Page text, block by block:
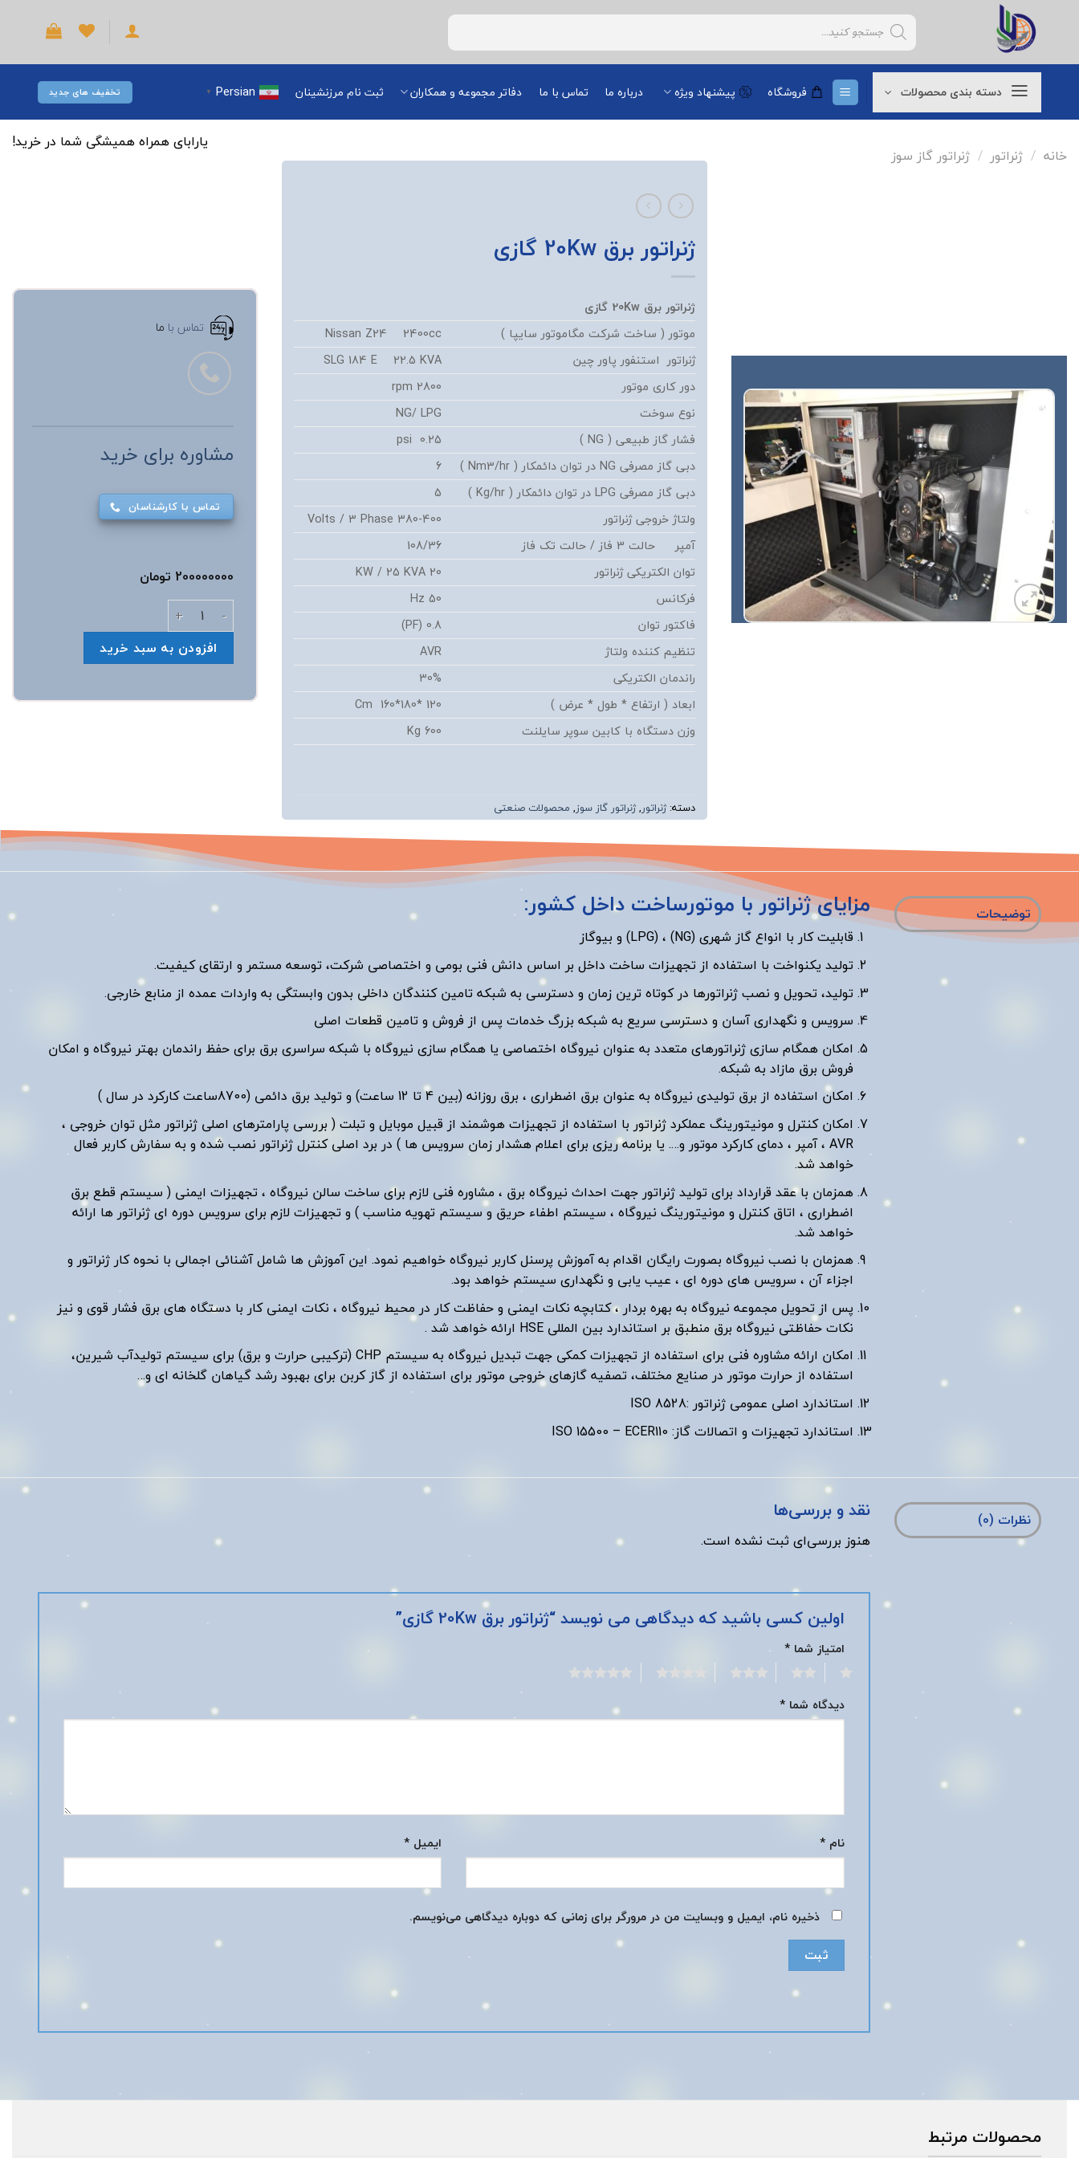
Products
search
دسته بندی محصولات فروشگاه پیشنهاد ویژه درباره ما تماس با ما دفاتر مجموعه و همکاران ثبت نام مرزنشینان Persian
▼ تخفیف های جدید
خانه / ژنراتور / ژنراتور گاز سوز
یارابای همراه همیشگی شما در خرید!
افزودن
به
علاقه
مندی
ژنراتور برق 20Kw گازی
ژنراتور برق 20Kw
گازی
موتور ( ساخت شرکت مگاموتور سایپا )
Nissan Z24 2400cc
ژنراتور استنفور پاور چین
SLG 184 E 22.5 KVA
دور کاری موتور
2800 rpm
نوع سوخت
NG/ LPG
فشار گاز طبیعی ( NG )
0.25 psi
دبی گاز مصرفی NG در توان دائمکار ( Nm3/hr )
6
دبی گاز مصرفی LPG در توان دائمکار ( Kg/hr )
5
ولتاژ خروجی ژنراتور
380-400 Volts / 3 Phase
آمپر حالت 3 فاز / حالت تک فاز
108/36
توان الکتریکی ژنراتور
20 KW / 25 KVA
فرکانس
50 Hz
فاکتور توان
0.8 (PF)
تنظیم کننده ولتاژ
AVR
راندمان الکتریکی
30%
ابعاد ( ارتفاع * طول * عرض )
120 *180*160 Cm
وزن دستگاه با کابین سوپر سایلنت
600 Kg
دسته: ژنراتور,ژنراتور گاز سوز, محصولات صنعتی
تماس با ما
مشاوره برای خرید
تماس با کارشناسان
200000000 تومان
ژنراتور برق 20Kw گازی عدد
افزودن به سبد خرید
توضیحات مزایای ژنراتور با موتورساخت داخل کشور:
قابلیت کار با انواع گاز شهری (NG) ، (LPG) و بیوگاز
تولید یکنواخت با استفاده از تجهیزات ساخت داخل بر اساس دانش فنی بومی و اختصاصی شرکت، توسعه مستمر و ارتقای کیفیت.
تولید، تحویل و نصب ژنراتورها در کوتاه ترین زمان و دسترسی به شبکه تامین کنندگان داخلی بدون وابستگی به واردات عمده از منابع خارجی.
سرویس و نگهداری آسان و دسترسی سریع به شبکه بزرگ خدمات پس از فروش و تامین قطعات اصلی
امکان همگام سازی ژنراتورهای متعدد به عنوان نیروگاه اختصاصی یا همگام سازی نیروگاه با شبکه سراسری برق برای حفظ راندمان بهتر نیروگاه و امکان
فروش برق مازاد به شبکه.
امکان استفاده از برق تولیدی نیروگاه به عنوان برق اضطراری ، برق روزانه (بین 4 تا 12 ساعت) و تولید برق دائمی (8700ساعت کارکرد در سال )
امکان کنترل و مونیتورینگ عملکرد ژنراتور با استفاده از تجهیزات هوشمند از قبیل موبایل و تبلت ( بررسی پارامترهای اصلی ژنراتور مثل توان خروجی ،
AVR ، آمپر ، دمای کارکرد موتور و…. یا برنامه ریزی برای اعلام هشدار زمان سرویس ها ) در برد اصلی کنترل ژنراتور نصب شده و به سفارش کاربر فعال
خواهد شد.
همزمان با عقد قرارداد برای تولید ژنراتور جهت احداث نیروگاه برق ، مشاوره فنی لازم برای ساخت سالن نیروگاه ، تجهیزات ایمنی ( سیستم قطع برق
اضطراری ، اتاق کنترل و مونیتورینگ نیروگاه ، سیستم اطفاء حریق و سیستم تهویه مناسب ) و تجهیزات لازم برای سرویس دوره ای ژنراتور ها ارائه
خواهد شد.
همزمان با نصب نیروگاه بصورت رایگان اقدام به آموزش پرسنل کاربر نیروگاه خواهیم نمود. این آموزش ها شامل آشنائی اجمالی با نحوه کار ژنراتور و
اجزاء آن ، سرویس های دوره ای ، عیب یابی و نگهداری سیستم خواهد بود.
پس از تحویل مجموعه نیروگاه به بهره بردار ، کتابچه نکات ایمنی و حفاظت کار در محیط نیروگاه ، نکات ایمنی کار با دستگاه های برق فشار قوی و نیز
نکات حفاظتی نیروگاه برق منطبق بر استاندارد بین المللی HSE ارائه خواهد شد .
امکان ارائه مشاوره فنی برای استفاده از تجهیزات کمکی جهت تبدیل نیروگاه به سیستم CHP (ترکیبی حرارت و برق) برای سیستم تولیدآب شیرین،
استفاده از حرارت موتور در صنایع مختلف، تصفیه گازهای خروجی موتور برای استفاده از گاز کربن برای بهبود رشد گیاهان گلخانه ای و…
استاندارد اصلی عمومی ژنراتور :ISO 8528
استاندارد تجهیزات و اتصالات گاز: ISO 15500 – ECER110
نظرات (0) نقد و بررسی‌ها
هنوز بررسی‌ای ثبت نشده است.
اولین کسی باشید که دیدگاهی می نویسد “ژنراتور برق 20Kw گازی”
امتیاز شما*
دیدگاه شما*
نام* ایمیل *
ذخیره نام، ایمیل و وبسایت من در مرورگر برای زمانی که دوباره دیدگاهی می‌نویسم.
محصولات مرتبط